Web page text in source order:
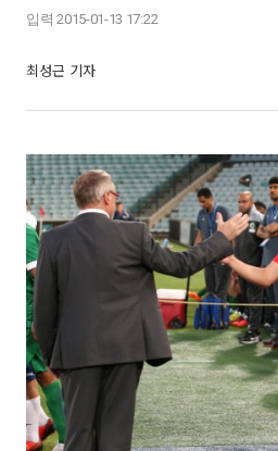
입력 2015-01-13 17:22
최성근 기자